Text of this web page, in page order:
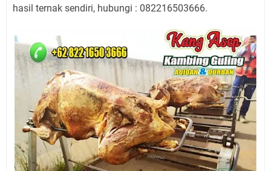
hasil ternak sendiri, hubungi : 082216503666.